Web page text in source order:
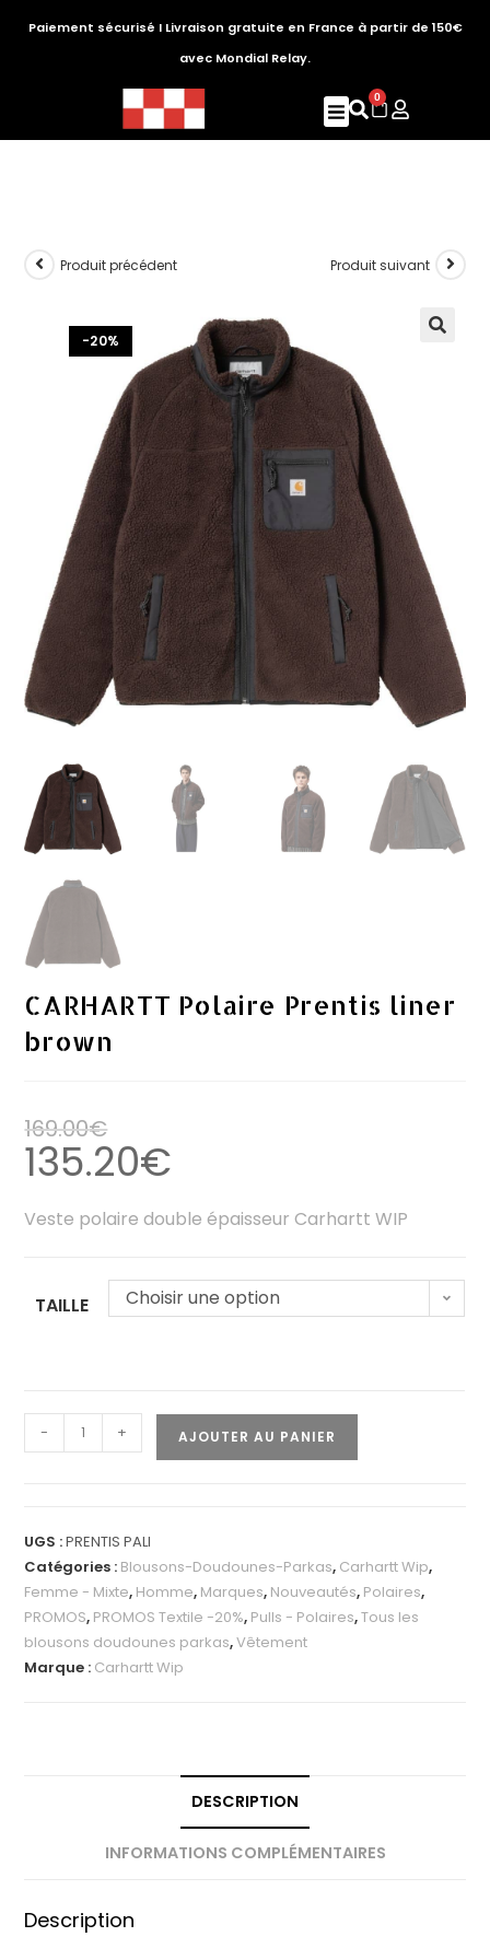
Paiement sécurisé I Livraison gratuite en France à partir de 150€
avec Mondial Relay.
0
-20%
Produit précédent Produit suivant
CARHARTT Polaire Prentis liner
brown
169.00€
135.20€
Veste polaire double épaisseur Carhartt WIP
TAILLE Choisir une option
- + AJOUTER AU PANIER
UGS :PRENTIS PALI
Catégories : Blousons-Doudounes-Parkas, Carhartt Wip,
Femme - Mixte, Homme, Marques, Nouveautés, Polaires,
PROMOS, PROMOS Textile -20%, Pulls - Polaires,Tous les
blousons doudounes parkas,Vêtement
Marque : Carhartt Wip
DESCRIPTION
INFORMATIONS COMPLÉMENTAIRES
Description